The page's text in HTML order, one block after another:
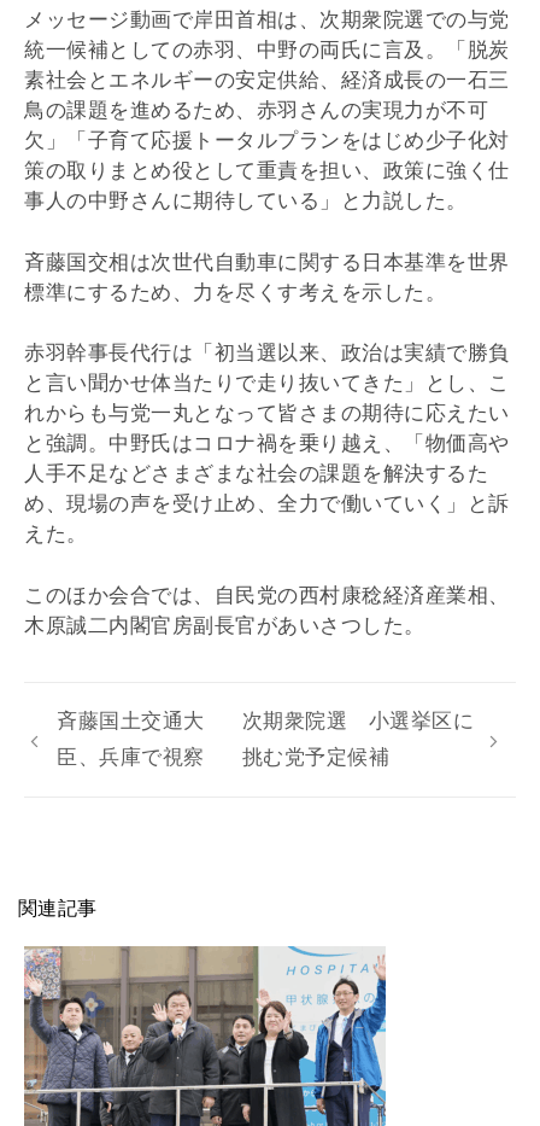
メッセージ動画で岸田首相は、次期衆院選での与党
統一候補としての赤羽、中野の両氏に言及。「脱炭
素社会とエネルギーの安定供給、経済成長の一石三
鳥の課題を進めるため、赤羽さんの実現力が不可
欠」「子育て応援トータルプランをはじめ少子化対
策の取りまとめ役として重責を担い、政策に強く仕
事人の中野さんに期待している」と力説した。
斉藤国交相は次世代自動車に関する日本基準を世界
標準にするため、力を尽くす考えを示した。
赤羽幹事長代行は「初当選以来、政治は実績で勝負
と言い聞かせ体当たりで走り抜いてきた」とし、こ
れからも与党一丸となって皆さまの期待に応えたい
と強調。中野氏はコロナ禍を乗り越え、「物価高や
人手不足などさまざまな社会の課題を解決するた
め、現場の声を受け止め、全力で働いていく」と訴
えた。
このほか会合では、自民党の西村康稔経済産業相、
木原誠二内閣官房副長官があいさつした。
斉藤国土交通大
臣、兵庫で視察
次期衆院選 小選挙区に
挑む党予定候補
関連記事